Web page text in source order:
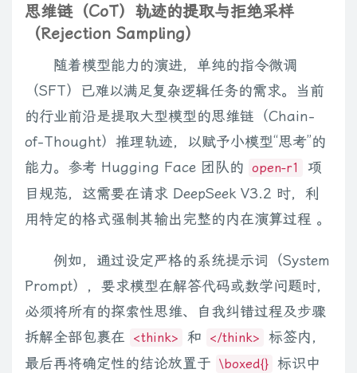
思维链（CoT）轨迹的提取与拒绝采样
（Rejection Sampling）
随着模型能力的演进，单纯的指令微调
（SFT）已难以满足复杂逻辑任务的需求。当前
的行业前沿是提取大型模型的思维链（Chain-
of-Thought）推理轨迹，以赋予小模型“思考”的
能力。参考 Hugging Face 团队的 open-r1
项
目规范，这需要在请求 DeepSeek V3.2 时，利
用特定的格式强制其输出完整的内在演算过程 。
例如，通过设定严格的系统提示词（System
Prompt），要求模型在解答代码或数学问题时，
必须将所有的探索性思维、自我纠错过程及步骤
拆解全部包裹在
<think> 和 </think>
标签内，
最后再将确定性的结论放置于 \boxed{} 标识中